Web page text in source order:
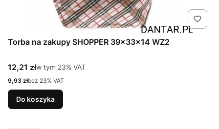
Torba na zakupy SHOPPER 39x33x14 WZ2
Cena brutto
12,21 złw tym %s VAT
w tym 23% VAT
Cena netto
9,93 złbez 23% VAT
Do koszyka